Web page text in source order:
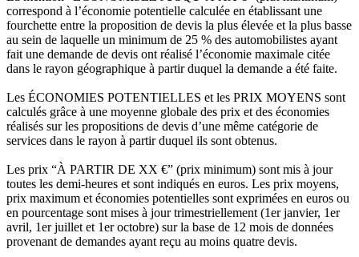
correspond à l’économie potentielle calculée en établissant une
fourchette entre la proposition de devis la plus élevée et la plus basse
au sein de laquelle un minimum de 25 % des automobilistes ayant
fait une demande de devis ont réalisé l’économie maximale citée
dans le rayon géographique à partir duquel la demande a été faite.
Les ÉCONOMIES POTENTIELLES et les PRIX MOYENS sont
calculés grâce à une moyenne globale des prix et des économies
réalisés sur les propositions de devis d’une même catégorie de
services dans le rayon à partir duquel ils sont obtenus.
Les prix “À PARTIR DE XX €” (prix minimum) sont mis à jour
toutes les demi-heures et sont indiqués en euros. Les prix moyens,
prix maximum et économies potentielles sont exprimées en euros ou
en pourcentage sont mises à jour trimestriellement (1er janvier, 1er
avril, 1er juillet et 1er octobre) sur la base de 12 mois de données
provenant de demandes ayant reçu au moins quatre devis.